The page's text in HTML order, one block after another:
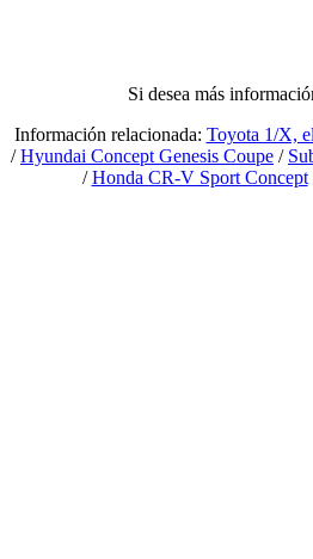
Si desea más
Información relacionada: Toyota 1/X,
/Hyundai Concept Genesis Coupe /
/Honda CR-V Sport Concept